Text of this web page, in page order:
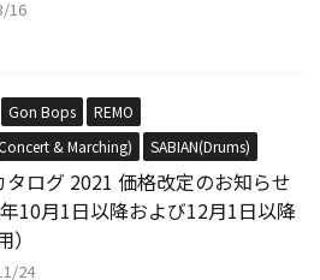
16
Gon Bops
REMO
& Marching)
SABIAN(Drums)
タログ 2021 価格改定のお知らせ
年10月1日以降および12月1日以降
24